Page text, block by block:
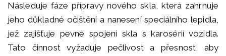
Následuje fáze přípravy nového skla, která zahrnuje
jeho důkladné očištění a nanesení speciálního lepidla,
jež zajišťuje pevné spojení skla s karosérií vozidla.
Tato činnost vyžaduje pečlivost a přesnost, aby